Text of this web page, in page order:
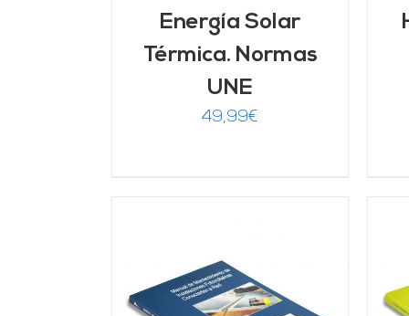
Energía Solar
Térmica. Normas
UNE
49,99€
AÑADIR AL CARRITO
/